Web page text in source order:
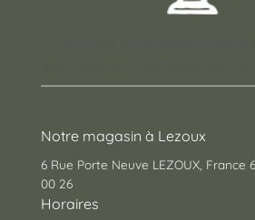
Notre magasin à Lezoux
6 Rue Porte Neuve LEZOUX, France
00 26
Horaires